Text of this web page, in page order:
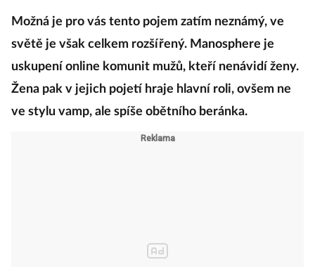
Možná je pro vás tento pojem zatím neznámý, ve
světě je však celkem rozšířený. Manosphere je
uskupení online komunit mužů, kteří nenávidí ženy.
Žena pak v jejich pojetí hraje hlavní roli, ovšem ne
ve stylu vamp, ale spíše obětního beránka.